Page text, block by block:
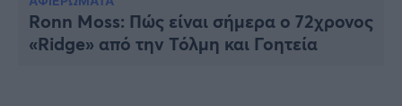
Υγεία
Γυναίκα
Ronn Moss: Πώς είναι σήμερα ο 72χρονος
«Ridge» από την Τόλμη και Γοητεία